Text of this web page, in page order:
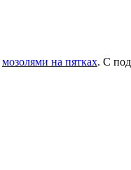
мозолями на пятках. С